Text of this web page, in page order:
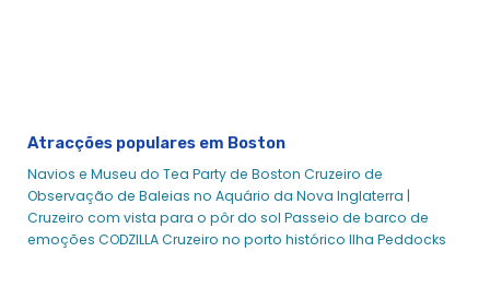
Odyssey
Seaport Elite
Espírito de Boston
Cruzeiros Coquetel de Boston | Experiências da cidade
Atracções populares em Boston
Navios e Museu do Tea Party de Boston Cruzeiro de
Observação de Baleias no Aquário da Nova Inglaterra |
Cruzeiro com vista para o pôr do sol Passeio de barco de
emoções CODZILLACruzeiro no porto histórico Ilha Peddocks